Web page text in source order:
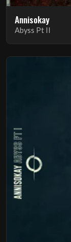
Annisokay
Abyss Pt II